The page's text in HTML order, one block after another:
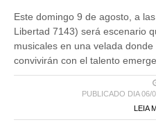
Este domingo 9 de agosto, a
Libertad 7143) será escenario
musicales en una velada
convivirán con el talento
PUBLICADO DIA 06/
LEIA